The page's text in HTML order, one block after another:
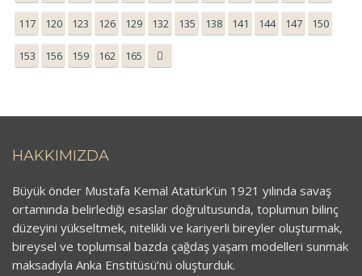
117 120 123 126 129 132 135 138 141 144 147 150
153 156 159 162 165
HAKKIMIZDA
Büyük önder Mustafa Kemal Atatürk’ün 1921 yılında savaş
ortamında belirlediği esaslar doğrultusunda, toplumun bilinç
düzeyini yükseltmek, nitelikli ve kariyerli bireyler oluşturmak,
bireysel ve toplumsal bazda çağdaş yaşam modelleri sunmak
maksadıyla Anka Enstitüsü’nü oluşturduk.